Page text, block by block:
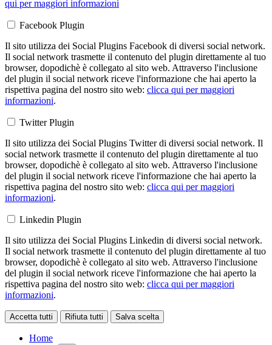
qui per maggiori informazioni
Facebook Plugin
Il sito utilizza dei Social Plugins Facebook di diversi social network.
Il social network trasmette il contenuto del plugin direttamente al tuo
browser, dopodichè è collegato al sito web. Attraverso l'inclusione
del plugin il social network riceve l'informazione che hai aperto la
rispettiva pagina del nostro sito web: clicca qui per maggiori
informazioni.
Twitter Plugin
Il sito utilizza dei Social Plugins Twitter di diversi social network. Il
social network trasmette il contenuto del plugin direttamente al tuo
browser, dopodichè è collegato al sito web. Attraverso l'inclusione
del plugin il social network riceve l'informazione che hai aperto la
rispettiva pagina del nostro sito web: clicca qui per maggiori
informazioni.
Linkedin Plugin
Il sito utilizza dei Social Plugins Linkedin di diversi social network.
Il social network trasmette il contenuto del plugin direttamente al tuo
browser, dopodichè è collegato al sito web. Attraverso l'inclusione
del plugin il social network riceve l'informazione che hai aperto la
rispettiva pagina del nostro sito web: clicca qui per maggiori
informazioni.
Accetta tutti Rifiuta tutti Salva scelta
Home